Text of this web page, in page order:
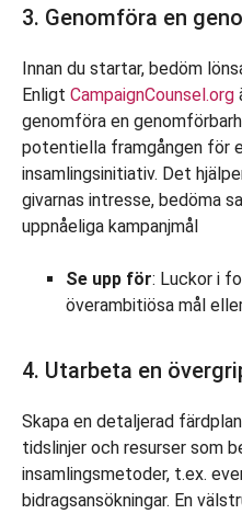
3. Genomföra en
Innan du startar, bedöm
Enligt CampaignCounsel.org
genomföra en
potentiella framgången för
insamlingsinitiativ. Det
givarnas intresse, bedöma
uppnåeliga kampanjmål
Se upp för: Luckor i
överambitiösa mål
4. Utarbeta en
Skapa en detaljerad
tidslinjer och resurser som
insamlingsmetoder, t.ex.
bidragsansökningar. En